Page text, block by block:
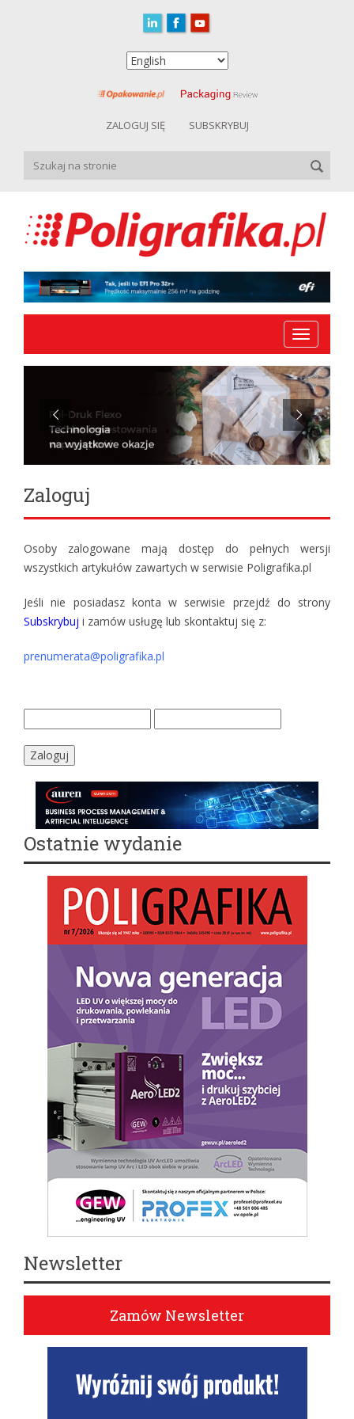
ZALOGUJ SIĘ SUBSKRYBUJ
Toggle
navigation
Zaloguj
Osoby zalogowane mają dostęp do pełnych wersji
wszystkich artykułów zawartych w serwisie Poligrafika.pl
Jeśli nie posiadasz konta w serwisie przejdź do strony
Subskrybuj i zamów usługę lub skontaktuj się z:
prenumerata@poligrafika.pl
Ostatnie wydanie
Newsletter
Zamów Newsletter